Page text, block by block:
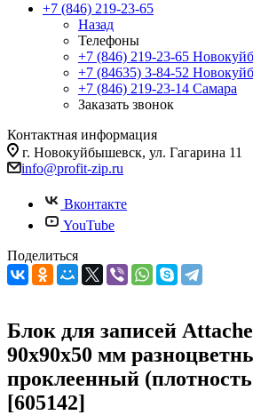
+7 (846) 219-23-65
Назад
Телефоны
+7 (846) 219-23-65
+7 (84635) 3-84-52
+7 (846) 219-23-14 Самара
Заказать звонок
Контактная информация
г. Новокуйбышевск, ул. Гагарина 11
info@profit-zip.ru
Вконтакте
YouTube
Поделиться
Блок для записей
90x90x50 мм
проклеенный
[605142]